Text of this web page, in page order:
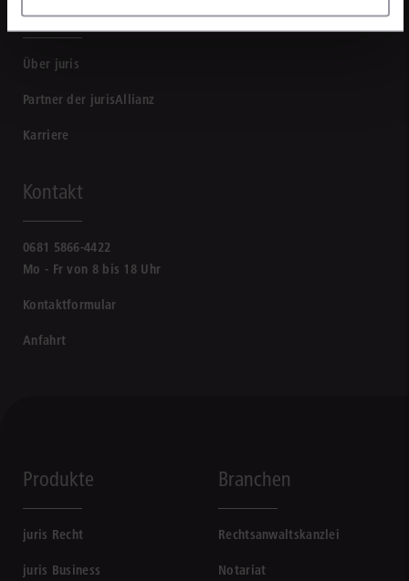
Unternehmen
Über juris
Partner der jurisAllianz
Karriere
Kontakt
0681 5866-4422
Mo - Fr von 8 bis 18 Uhr
Kontaktformular
Anfahrt
Produkte
juris Recht
juris Business
Branchen
Rechtsanwaltskanzlei
Notariat